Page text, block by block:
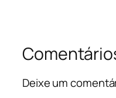
Deixe um